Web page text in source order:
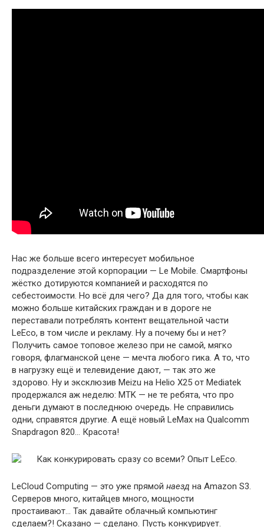
Нас же больше всего интересует мобильное
подразделение этой корпорации — Le Mobile. Смартфоны
жёстко дотируются компанией и расходятся по
себестоимости. Но всё для чего? Да для того, чтобы как
можно больше китайских граждан и в дороге не
переставали потреблять контент вещательной части
LeEco, в том числе и рекламу. Ну а почему бы и нет?
Получить самое топовое железо при не самой, мягко
говоря, флагманской цене — мечта любого гика. А то, что
в нагрузку ещё и телевидение дают, — так это же
здорово. Ну и эксклюзив Meizu на Helio X25 от Mediatek
продержался аж неделю: MTK — не те ребята, что про
деньги думают в последнюю очередь. Не справились
одни, справятся другие. А ещё новый LeMax на Qualcomm
Snapdragon 820… Красота!
LeCloud Computing — это уже прямой наезд на Amazon S3.
Серверов много, китайцев много, мощности
простаивают… Так давайте облачный компьютинг
сделаем?! Сказано — сделано. Пусть конкурирует.